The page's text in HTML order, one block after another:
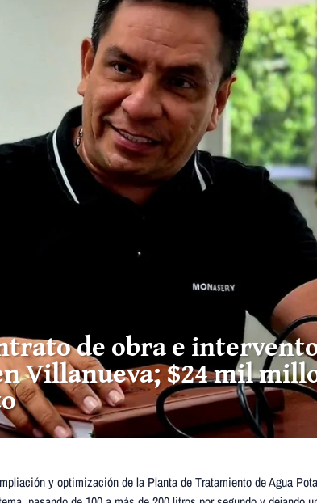
de obra e
Villanueva; $24 mil
y optimización de la Planta de Tratamiento de Agua